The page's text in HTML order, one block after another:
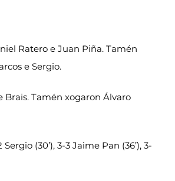
Ratero e Juan Piña. Tamén
e Sergio.
Brais. Tamén xogaron Álvaro
Sergio (30’), 3-3 Jaime Pan (36’), 3-